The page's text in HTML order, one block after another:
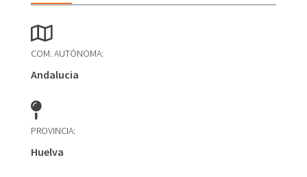
COM. AUTÓNOMA:
Andalucia
PROVINCIA:
Huelva